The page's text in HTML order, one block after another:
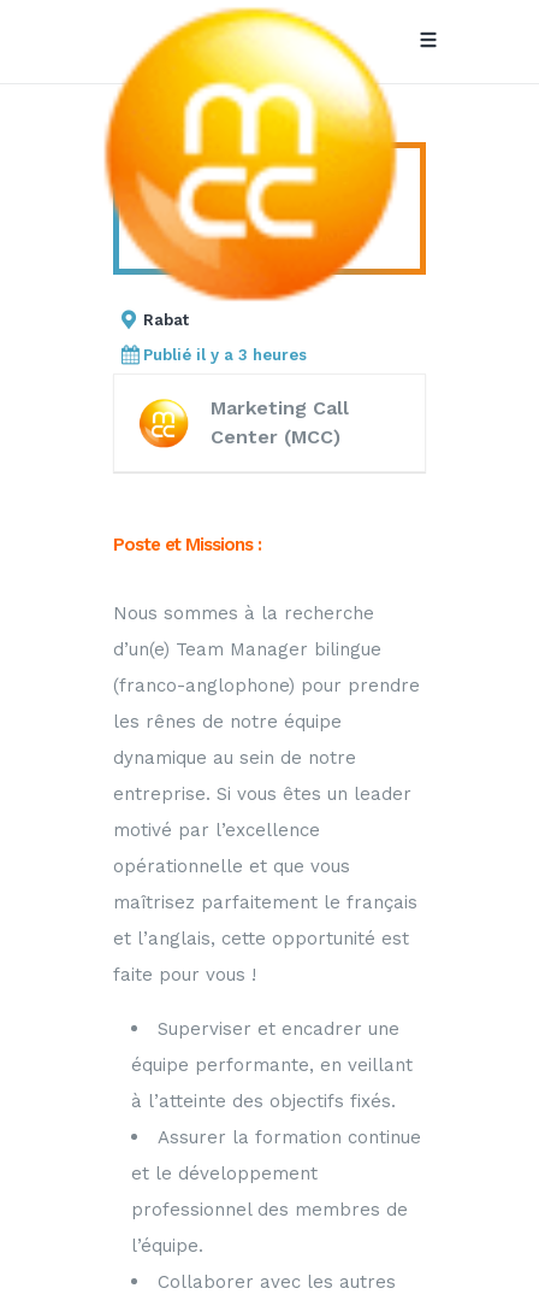
Team Manager
Bilingue
Franco-
Anglophone
TEAM MANAGER
BILINGUE FRANCO-
ANGLOPHONE
Rabat
Publié il y a 3 heures
Marketing Call
Center (MCC)
Poste et Missions :
Nous sommes à la recherche
d’un(e) Team Manager bilingue
(franco-anglophone) pour prendre
les rênes de notre équipe
dynamique au sein de notre
entreprise. Si vous êtes un leader
motivé par l’excellence
opérationnelle et que vous
maîtrisez parfaitement le français
et l’anglais, cette opportunité est
faite pour vous !
Superviser et encadrer une
équipe performante, en veillant
à l’atteinte des objectifs fixés.
Assurer la formation continue
et le développement
professionnel des membres de
l’équipe.
Collaborer avec les autres